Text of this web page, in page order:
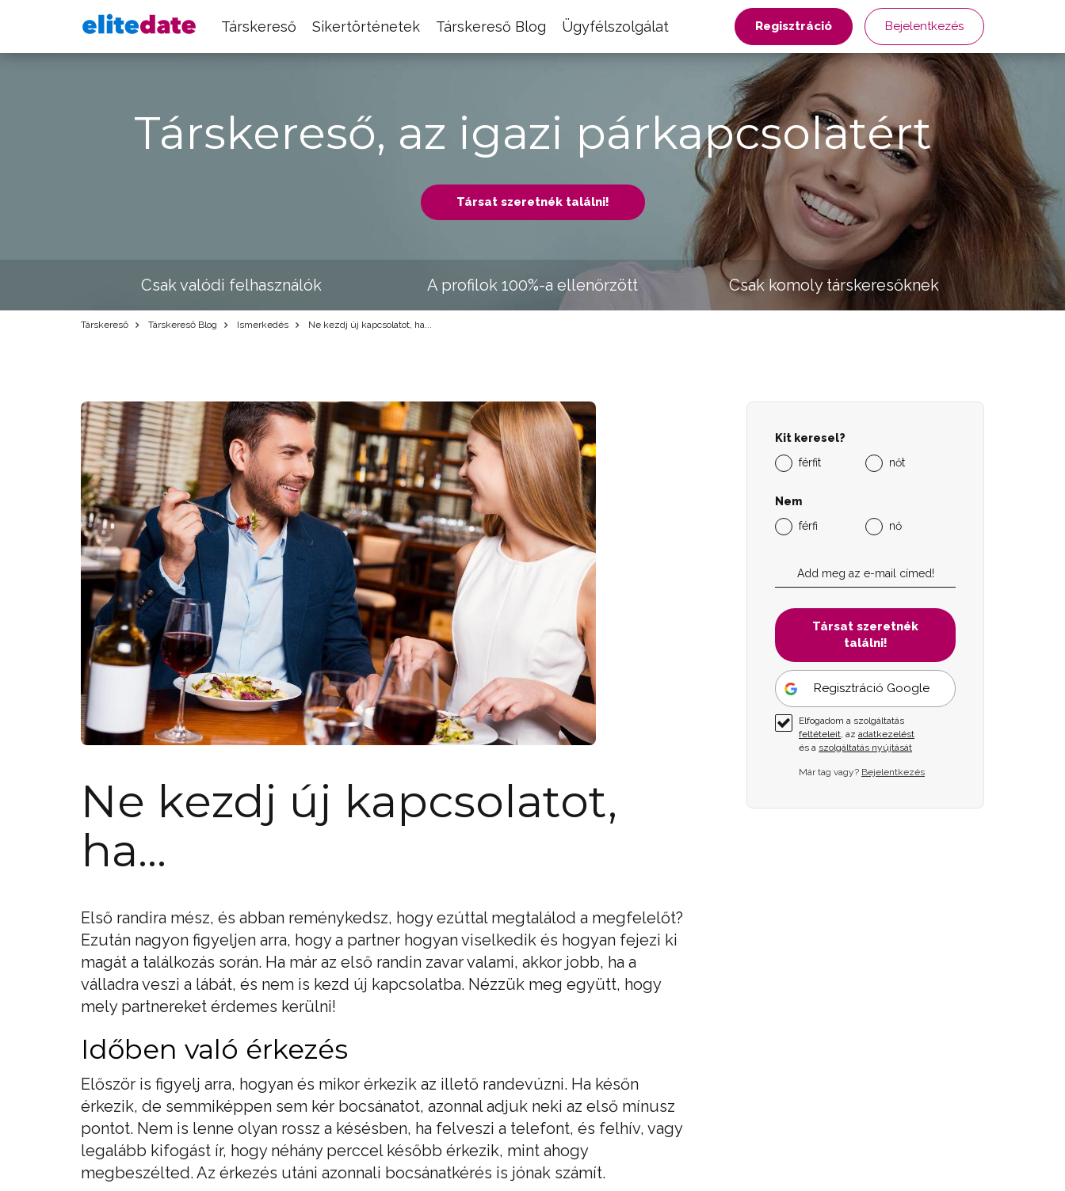
Társkereső Sikertörténetek Társkereső Blog Ügyfélszolgálat Regisztráció Bejelentkezés
Társkereső, az igazi párkapcsolatért
Társat szeretnék találni!
Csak valódi felhasználók A profilok 100%-a ellenőrzött Csak komoly társkeresőknek
Társkereső Társkereső Blog Ismerkedés Ne kezdj új kapcsolatot, ha...
Ne kezdj új kapcsolatot,
ha...
Első randira mész, és abban reménykedsz, hogy ezúttal megtalálod a megfelelőt?
Ezután nagyon figyeljen arra, hogy a partner hogyan viselkedik és hogyan fejezi ki
magát a találkozás során. Ha már az első randin zavar valami, akkor jobb, ha a
válladra veszi a lábát, és nem is kezd új kapcsolatba. Nézzük meg együtt, hogy
mely partnereket érdemes kerülni!
Időben való érkezés
Először is figyelj arra, hogyan és mikor érkezik az illető randevúzni. Ha későn
érkezik, de semmiképpen sem kér bocsánatot, azonnal adjuk neki az első mínusz
pontot. Nem is lenne olyan rossz a késésben, ha felveszi a telefont, és felhív, vagy
legalább kifogást ír, hogy néhány perccel később érkezik, mint ahogy
megbeszélted. Az érkezés utáni azonnali bocsánatkérés is jónak számít.
Kit keresel?
férfit
nőt
Nem
férfi
nő
Társat szeretnék
találni!
Regisztráció Google
Elfogadom a szolgáltatás
feltételeit, az adatkezelést
és a szolgáltatás nyújtását
Már tag vagy? Bejelentkezés